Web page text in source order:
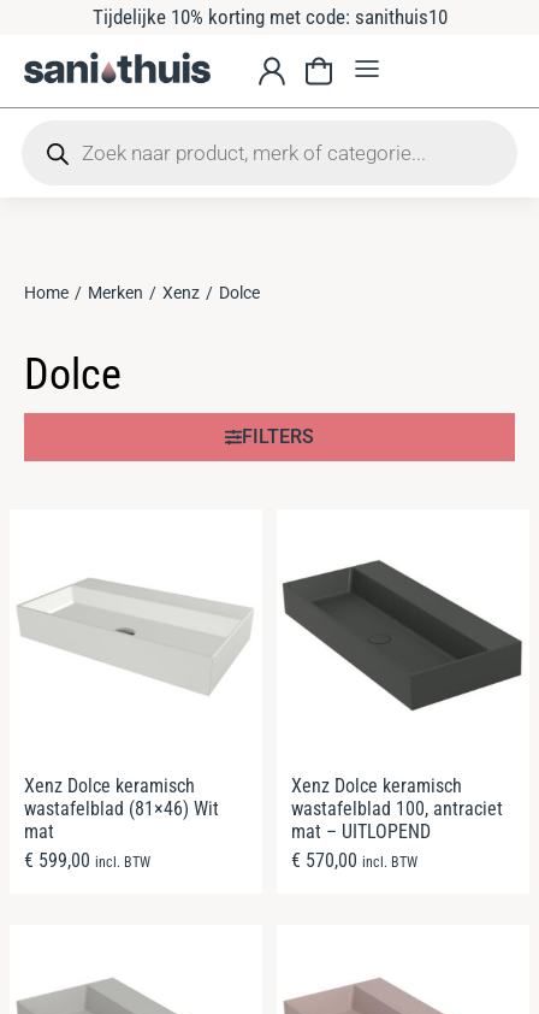
Tijdelijke 10% korting met code: sanithuis10
Je bent hier:
Home Merken Xenz Dolce
Dolce
FILTERS
Xenz Dolce keramisch
wastafelblad (81×46) Wit
mat
€ 599,00 incl. BTW
Xenz Dolce keramisch
wastafelblad 100, antraciet
mat – UITLOPEND
€ 570,00 incl. BTW